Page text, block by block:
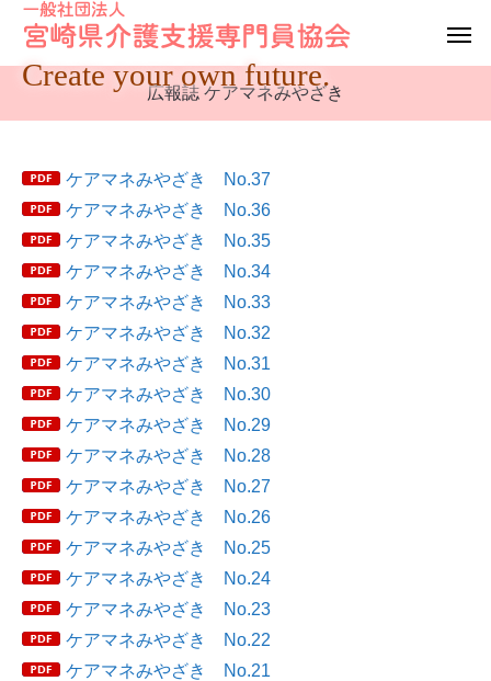
Create your own future.
広報誌 ケアマネみやざき
ケアマネみやざき No.37
ケアマネみやざき No.36
ケアマネみやざき No.35
ケアマネみやざき No.34
ケアマネみやざき No.33
ケアマネみやざき No.32
ケアマネみやざき No.31
ケアマネみやざき No.30
ケアマネみやざき No.29
ケアマネみやざき No.28
ケアマネみやざき No.27
ケアマネみやざき No.26
ケアマネみやざき No.25
ケアマネみやざき No.24
ケアマネみやざき No.23
ケアマネみやざき No.22
ケアマネみやざき No.21